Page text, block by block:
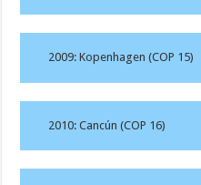
2009: Kopenhagen (COP 15)
2010: Cancún (COP 16)